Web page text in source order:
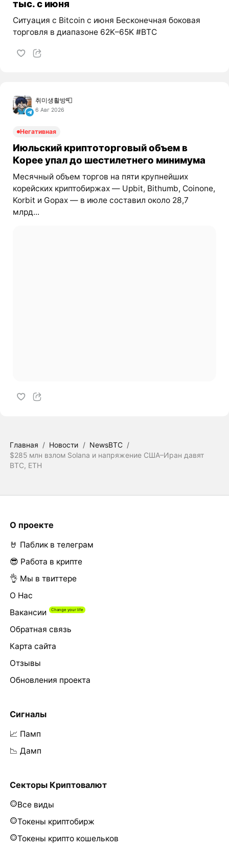
тыс. с июня
Ситуация с Bitcoin с июня Бесконечная боковая
торговля в диапазоне 62K–65K #BTC
취미생활방📮
6 Авг 2026
Негативная
Июльский криптоторговый объем в
Корее упал до шестилетнего минимума
Месячный объем торгов на пяти крупнейших
корейских криптобиржах — Upbit, Bithumb, Coinone,
Korbit и Gopax — в июле составил около 28,7
млрд...
Главная / Новости / NewsBTC /
$285 млн взлом Solana и напряжение США–Иран давят
BTC, ETH
О проекте
🤘 Паблик в телеграм
😎 Работа в крипте
👌 Мы в твиттере
О Нас
Вакансии
Обратная связь
Карта сайта
Отзывы
Обновления проекта
Сигналы
📈 Памп
📉 Дамп
Секторы Криптовалют
Все виды
Токены криптобирж
Токены крипто кошельков